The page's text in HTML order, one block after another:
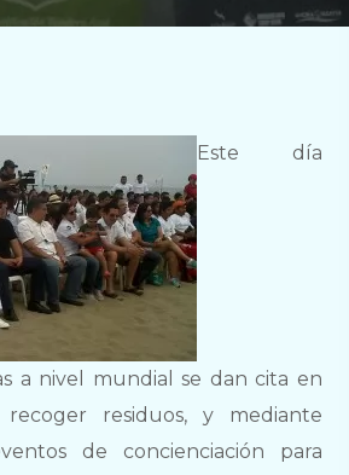
Este día
a nivel mundial se dan cita en
recoger residuos, y mediante
de concienciación para